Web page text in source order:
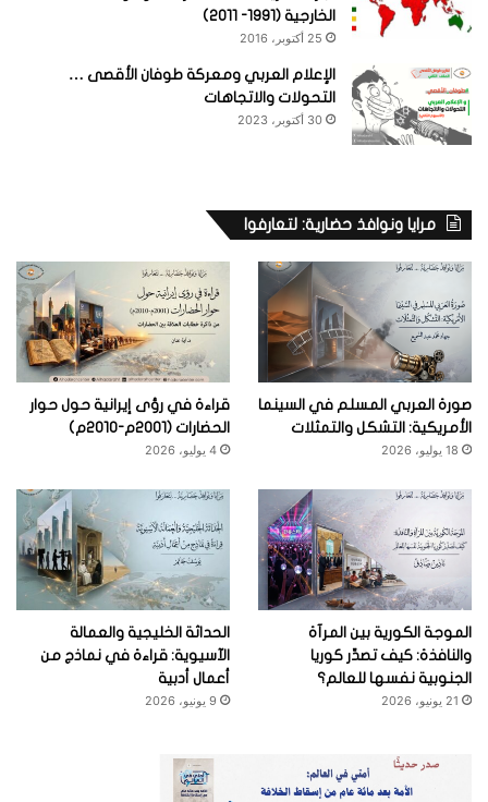
الخارجية (1991- 2011)
25 أكتوبر، 2016
الإعلام العربي ومعركة طوفان الأقصى …
التحولات والاتجاهات
30 أكتوبر، 2023
مرايا ونوافذ حضارية: لتعارفوا
صورة العربي المسلم في السينما
الأمريكية: التشكل والتمثلات
18 يوليو، 2026
قراءة في رؤى إيرانية حول حوار
الحضارات (2001م-2010م)
4 يوليو، 2026
الموجة الكورية بين المرآة
والنافذة: كيف تصدِّر كوريا
الجنوبية نفسها للعالم؟
21 يونيو، 2026
الحداثة الخليجية والعمالة
الآسيوية: قراءة في نماذج من
أعمال أدبية
9 يونيو، 2026